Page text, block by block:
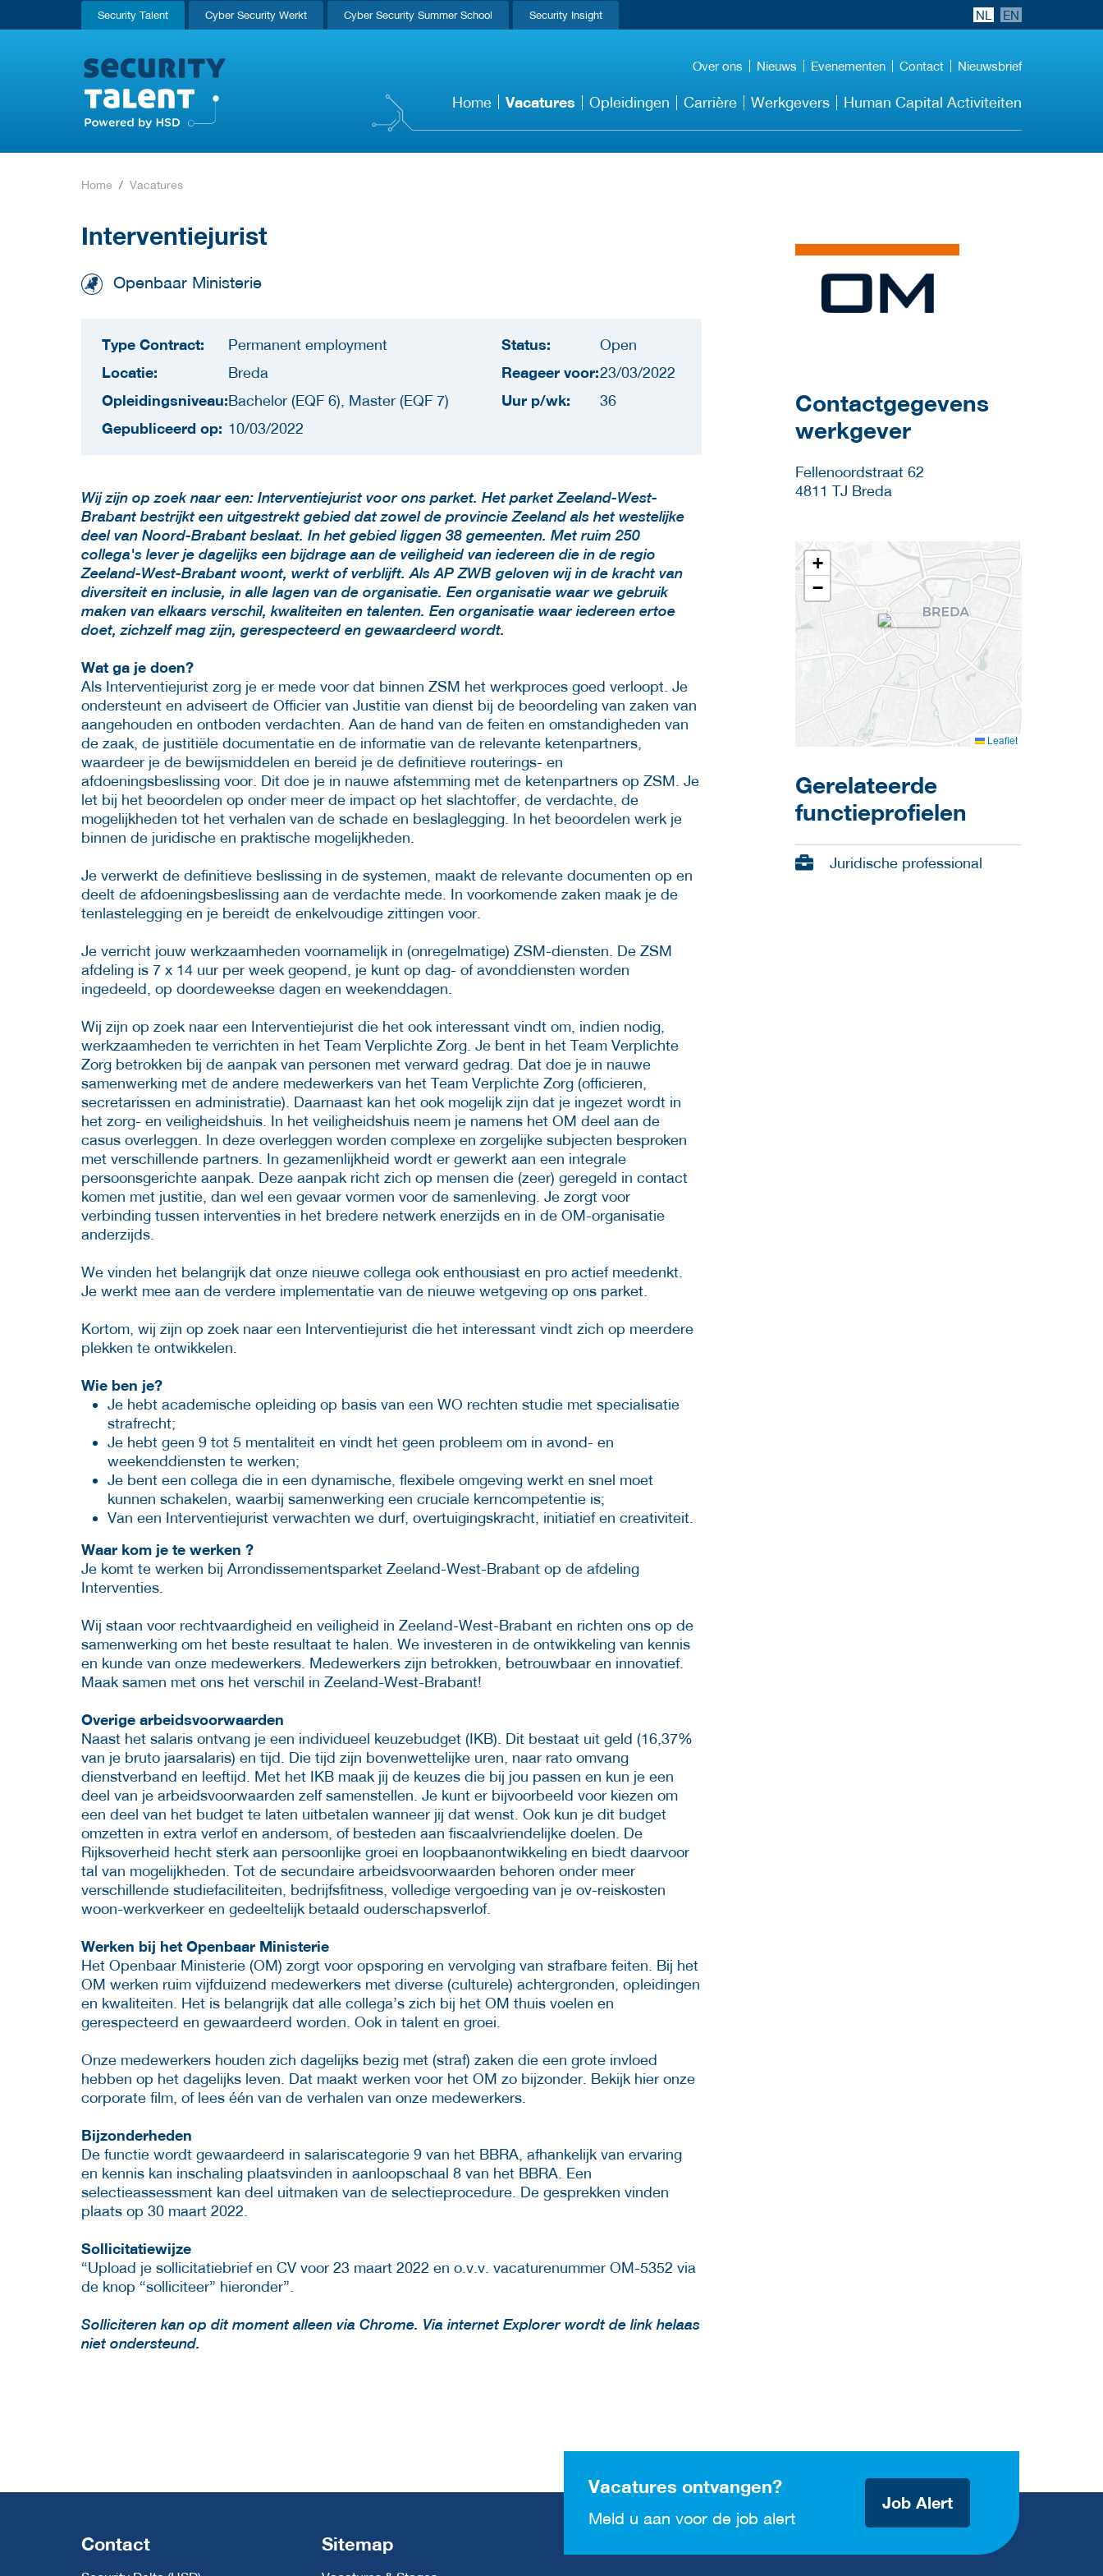
Security Talent Cyber Security Werkt Cyber Security Summer School Security Insight NL EN
Over ons Nieuws Evenementen Contact Nieuwsbrief
Home Vacatures Opleidingen Carrière Werkgevers Human Capital Activiteiten
Home Vacatures
Interventiejurist
Openbaar Ministerie
Type Contract: Permanent employment
Locatie: Breda
Opleidingsniveau:Bachelor (EQF 6), Master (EQF 7)
Gepubliceerd op: 10/03/2022
Status: Open
Reageer voor:23/03/2022
Uur p/wk: 36
Wij zijn op zoek naar een: Interventiejurist voor ons parket. Het parket Zeeland-West-
Brabant bestrijkt een uitgestrekt gebied dat zowel de provincie Zeeland als het westelijke
deel van Noord-Brabant beslaat. In het gebied liggen 38 gemeenten. Met ruim 250
collega's lever je dagelijks een bijdrage aan de veiligheid van iedereen die in de regio
Zeeland-West-Brabant woont, werkt of verblijft. Als AP ZWB geloven wij in de kracht van
diversiteit en inclusie, in alle lagen van de organisatie. Een organisatie waar we gebruik
maken van elkaars verschil, kwaliteiten en talenten. Een organisatie waar iedereen ertoe
doet, zichzelf mag zijn, gerespecteerd en gewaardeerd wordt.
Wat ga je doen?
Als Interventiejurist zorg je er mede voor dat binnen ZSM het werkproces goed verloopt. Je
ondersteunt en adviseert de Officier van Justitie van dienst bij de beoordeling van zaken van
aangehouden en ontboden verdachten. Aan de hand van de feiten en omstandigheden van
de zaak, de justitiële documentatie en de informatie van de relevante ketenpartners,
waardeer je de bewijsmiddelen en bereid je de definitieve routerings- en
afdoeningsbeslissing voor. Dit doe je in nauwe afstemming met de ketenpartners op ZSM. Je
let bij het beoordelen op onder meer de impact op het slachtoffer, de verdachte, de
mogelijkheden tot het verhalen van de schade en beslaglegging. In het beoordelen werk je
binnen de juridische en praktische mogelijkheden.
Je verwerkt de definitieve beslissing in de systemen, maakt de relevante documenten op en
deelt de afdoeningsbeslissing aan de verdachte mede. In voorkomende zaken maak je de
tenlastelegging en je bereidt de enkelvoudige zittingen voor.
Je verricht jouw werkzaamheden voornamelijk in (onregelmatige) ZSM-diensten. De ZSM
afdeling is 7 x 14 uur per week geopend, je kunt op dag- of avonddiensten worden
ingedeeld, op doordeweekse dagen en weekenddagen.
Wij zijn op zoek naar een Interventiejurist die het ook interessant vindt om, indien nodig,
werkzaamheden te verrichten in het Team Verplichte Zorg. Je bent in het Team Verplichte
Zorg betrokken bij de aanpak van personen met verward gedrag. Dat doe je in nauwe
samenwerking met de andere medewerkers van het Team Verplichte Zorg (officieren,
secretarissen en administratie). Daarnaast kan het ook mogelijk zijn dat je ingezet wordt in
het zorg- en veiligheidshuis. In het veiligheidshuis neem je namens het OM deel aan de
casus overleggen. In deze overleggen worden complexe en zorgelijke subjecten besproken
met verschillende partners. In gezamenlijkheid wordt er gewerkt aan een integrale
persoonsgerichte aanpak. Deze aanpak richt zich op mensen die (zeer) geregeld in contact
komen met justitie, dan wel een gevaar vormen voor de samenleving. Je zorgt voor
verbinding tussen interventies in het bredere netwerk enerzijds en in de OM-organisatie
anderzijds.
We vinden het belangrijk dat onze nieuwe collega ook enthousiast en pro actief meedenkt.
Je werkt mee aan de verdere implementatie van de nieuwe wetgeving op ons parket.
Kortom, wij zijn op zoek naar een Interventiejurist die het interessant vindt zich op meerdere
plekken te ontwikkelen.
Wie ben je?
Je hebt academische opleiding op basis van een WO rechten studie met specialisatie
strafrecht;
Je hebt geen 9 tot 5 mentaliteit en vindt het geen probleem om in avond- en
weekenddiensten te werken;
Je bent een collega die in een dynamische, flexibele omgeving werkt en snel moet
kunnen schakelen, waarbij samenwerking een cruciale kerncompetentie is;
Van een Interventiejurist verwachten we durf, overtuigingskracht, initiatief en creativiteit.
Waar kom je te werken ?
Je komt te werken bij Arrondissementsparket Zeeland-West-Brabant op de afdeling
Interventies.
Wij staan voor rechtvaardigheid en veiligheid in Zeeland-West-Brabant en richten ons op de
samenwerking om het beste resultaat te halen. We investeren in de ontwikkeling van kennis
en kunde van onze medewerkers. Medewerkers zijn betrokken, betrouwbaar en innovatief.
Maak samen met ons het verschil in Zeeland-West-Brabant!
Overige arbeidsvoorwaarden
Naast het salaris ontvang je een individueel keuzebudget (IKB). Dit bestaat uit geld (16,37%
van je bruto jaarsalaris) en tijd. Die tijd zijn bovenwettelijke uren, naar rato omvang
dienstverband en leeftijd. Met het IKB maak jij de keuzes die bij jou passen en kun je een
deel van je arbeidsvoorwaarden zelf samenstellen. Je kunt er bijvoorbeeld voor kiezen om
een deel van het budget te laten uitbetalen wanneer jij dat wenst. Ook kun je dit budget
omzetten in extra verlof en andersom, of besteden aan fiscaalvriendelijke doelen. De
Rijksoverheid hecht sterk aan persoonlijke groei en loopbaanontwikkeling en biedt daarvoor
tal van mogelijkheden. Tot de secundaire arbeidsvoorwaarden behoren onder meer
verschillende studiefaciliteiten, bedrijfsfitness, volledige vergoeding van je ov-reiskosten
woon-werkverkeer en gedeeltelijk betaald ouderschapsverlof.
Werken bij het Openbaar Ministerie
Het Openbaar Ministerie (OM) zorgt voor opsporing en vervolging van strafbare feiten. Bij het
OM werken ruim vijfduizend medewerkers met diverse (culturele) achtergronden, opleidingen
en kwaliteiten. Het is belangrijk dat alle collega’s zich bij het OM thuis voelen en
gerespecteerd en gewaardeerd worden. Ook in talent en groei.
Onze medewerkers houden zich dagelijks bezig met (straf) zaken die een grote invloed
hebben op het dagelijks leven. Dat maakt werken voor het OM zo bijzonder. Bekijk hier onze
corporate film, of lees één van de verhalen van onze medewerkers.
Bijzonderheden
De functie wordt gewaardeerd in salariscategorie 9 van het BBRA, afhankelijk van ervaring
en kennis kan inschaling plaatsvinden in aanloopschaal 8 van het BBRA. Een
selectieassessment kan deel uitmaken van de selectieprocedure. De gesprekken vinden
plaats op 30 maart 2022.
Sollicitatiewijze
“Upload je sollicitatiebrief en CV voor 23 maart 2022 en o.v.v. vacaturenummer OM-5352 via
de knop “solliciteer” hieronder”.
Solliciteren kan op dit moment alleen via Chrome. Via internet Explorer wordt de link helaas
niet ondersteund.
Meer werkgever
details
Contactgegevens
werkgever
Fellenoordstraat 62
4811 TJ Breda
+
−
Leaflet
Gerelateerde
functieprofielen
Juridische professional
Vacatures ontvangen?
Meld u aan voor de job alert
Job Alert
Contact Sitemap